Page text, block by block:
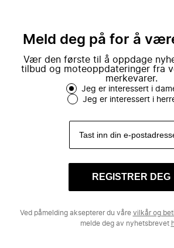
Meld deg på for å
Vær den første til å oppdage
tilbud og moteoppdateringer fra
merkevarer.
Jeg er interessert i
Jeg er interessert i
REGISTRER DEG
Ved påmelding aksepterer du våre vilkår og
melde deg av nyhetsbrevet